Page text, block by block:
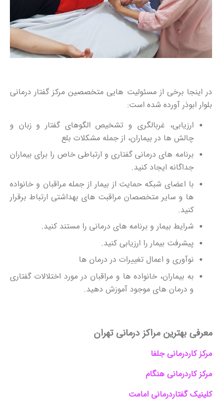
در اینجا برخی از مسئولیت هایی متخصصین مرکز گفتار درمانی
بلوار ابوذر آورده شده است:
ارزیابی، غربالگری و تشخیص الگوهای گفتار و زبان و
چالش ها در بیماران، از جمله مشکلات بلع
برنامه های درمانی گفتاری و ارتباطی خاص را برای بیماران
جداگانه ایجاد کنید.
با اعضای شبکه حمایت از بیمار از جمله مراقبان و خانواده
ها و سایر متخصصان مراقبت های بهداشتی ارتباط برقرار
کنید.
شرایط بیمار و برنامه های درمانی را مستند کنید.
پیشرفت بیمار را ارزیابی کنید.
نوآوری و اعمال تغییرات در درمان ها
به بیماران، خانواده ها و مراقبان در مورد اختلالات گفتاری
و درمان های موجود آموزش دهید.
معرفی بهترین مراکز درمانی تهران
مرکز کاردرمانی جلفا
مرکز کاردرمانی هنگام
کلینیک گفتاردرمانی امامت